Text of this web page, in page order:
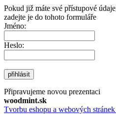
Pokud již máte své přístupové
zadejte je do tohoto formuláře
Jméno:
Heslo:
přihlásit
Připravujeme novou prezentaci
woodmint.sk
Tvorbu eshopu a webových